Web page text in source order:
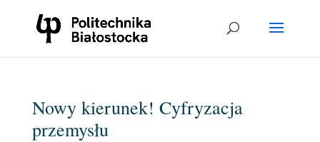
Nowy kierunek! Cyfryzacja
przemysłu